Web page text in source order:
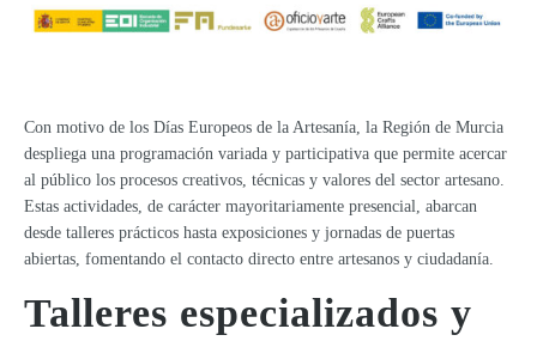
Con motivo de los Días Europeos de la Artesanía, la Región de Murcia
despliega una programación variada y participativa que permite acercar
al público los procesos creativos, técnicas y valores del sector artesano.
Estas actividades, de carácter mayoritariamente presencial, abarcan
desde talleres prácticos hasta exposiciones y jornadas de puertas
abiertas, fomentando el contacto directo entre artesanos y ciudadanía.
Talleres especializados y